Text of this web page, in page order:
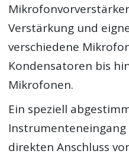
Verstärkung und
verschiedene
Kondensatoren bis
Mikrofonen.
Ein speziell
direkten Anschluss